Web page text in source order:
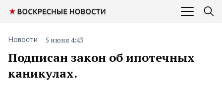
Подписан закон об ипотечных
каникулах.
Новости 5 июня 4:43